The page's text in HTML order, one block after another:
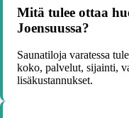
Mitä tulee ottaa
Joensuussa?
Saunatiloja varatessa
koko, palvelut, sijainti,
lisäkustannukset.